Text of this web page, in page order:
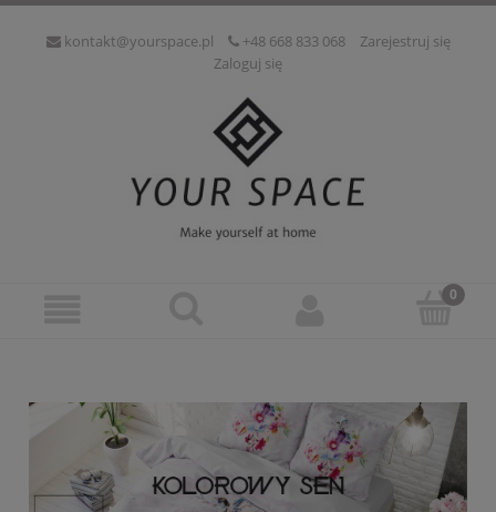
kontakt@yourspace.pl +48 668 833 068
Zarejestruj się
Zaloguj się